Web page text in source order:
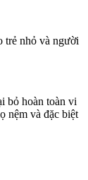
trẻ nhỏ và người
bỏ hoàn toàn vi
nệm và đặc biệt